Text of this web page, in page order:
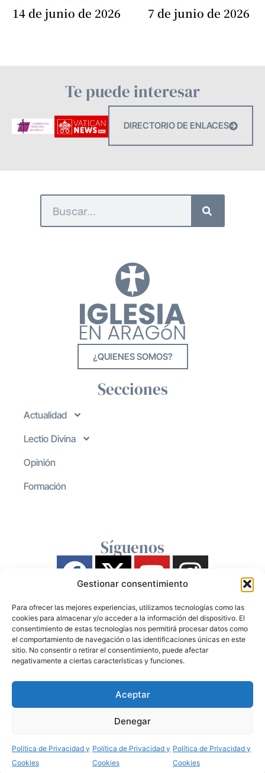
Gestionar consentimiento
Para ofrecer las mejores experiencias, utilizamos tecnologías como las
cookies para almacenar y/o acceder a la información del dispositivo. El
consentimiento de estas tecnologías nos permitirá procesar datos como
el comportamiento de navegación o las identificaciones únicas en este
sitio. No consentir o retirar el consentimiento, puede afectar
negativamente a ciertas características y funciones.
Aceptar
Denegar
Política de Privacidad y
Cookies
Política de Privacidad y
Cookies
Política de Privacidad y
Cookies
14 de junio de 2026 7 de junio de 2026
Te puede interesar
DIRECTORIO DE ENLACES
¿QUIENES SOMOS?
Secciones
Actualidad
Lectio Divina
Opinión
Formación
Síguenos